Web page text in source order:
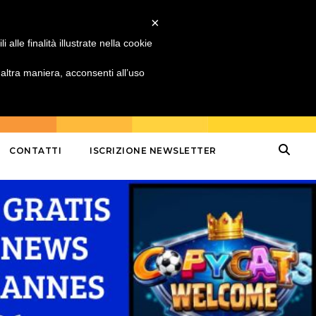
CONTATTI ISCRIZIONE NEWSLETTER
×
alle finalità illustrate nella cookie
maniera, acconsenti all’uso